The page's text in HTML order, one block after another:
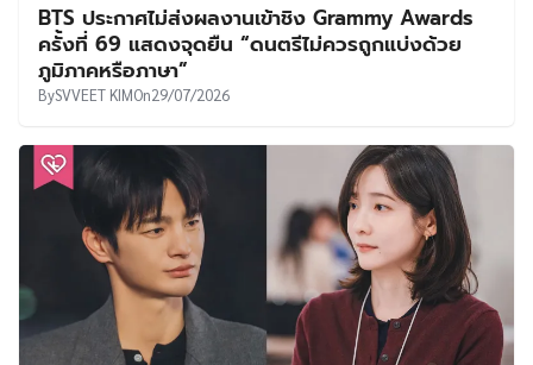
BTS ประกาศไม่ส่งผลงานเข้าชิง Grammy Awards
ครั้งที่ 69 แสดงจุดยืน “ดนตรีไม่ควรถูกแบ่งด้วย
ภูมิภาคหรือภาษา”
BySVVEET KIMOn29/07/2026